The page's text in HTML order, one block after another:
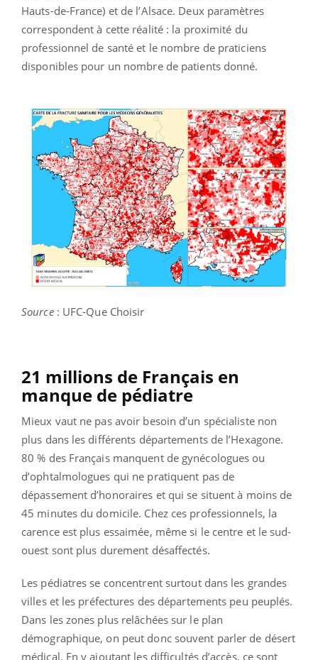
Hauts-de-France) et de l’Alsace. Deux paramètres
correspondent à cette réalité : la proximité du
professionnel de santé et le nombre de praticiens
disponibles pour un nombre de patients donné.
Source : UFC-Que Choisir
21 millions de Français en
manque de pédiatre
Mieux vaut ne pas avoir besoin d’un spécialiste non
plus dans les différents départements de l’Hexagone.
80 % des Français manquent de gynécologues ou
d’ophtalmologues qui ne pratiquent pas de
dépassement d’honoraires et qui se situent à moins de
45 minutes du domicile. Chez ces professionnels, la
carence est plus essaimée, même si le centre et le sud-
ouest sont plus durement désaffectés.
Les pédiatres se concentrent surtout dans les grandes
villes et les préfectures des départements peu peuplés.
Dans les zones plus relâchées sur le plan
démographique, on peut donc souvent parler de désert
médical. En y ajoutant les difficultés d’accès, ce sont